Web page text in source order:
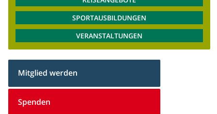
SPORTAUSBILDUNGEN
VERANSTALTUNGEN
Mitglied werden
Spenden